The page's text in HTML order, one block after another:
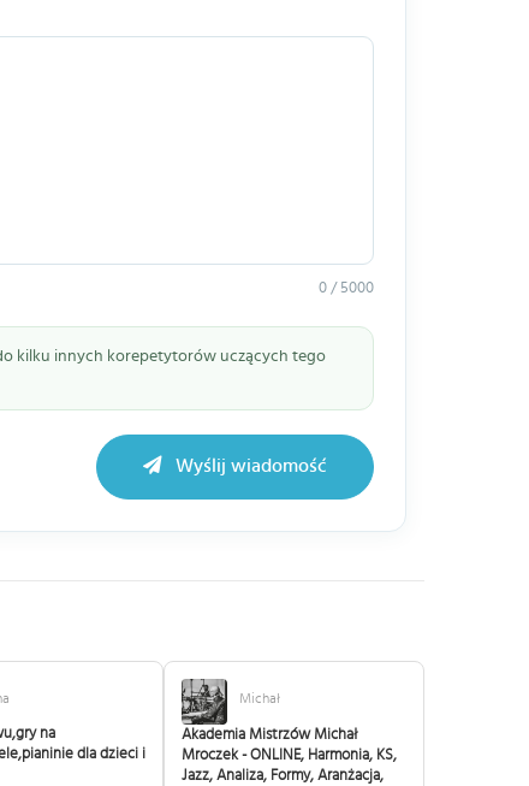
0 / 5000
kilku innych korepetytorów uczących tego
Wyślij wiadomość
na
dla dzieci i
Michał
Akademia Mistrzów Michał
Mroczek - ONLINE, Harmonia, KS,
Jazz, Analiza, Formy, Aranżacja,